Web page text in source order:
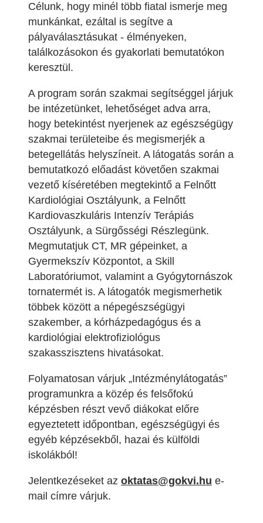
Célunk, hogy minél több fiatal ismerje meg
munkánkat, ezáltal is segítve a
pályaválasztásukat - élményeken,
találkozásokon és gyakorlati bemutatókon
keresztül.
A program során szakmai segítséggel járjuk
be intézetünket, lehetőséget adva arra,
hogy betekintést nyerjenek az egészségügy
szakmai területeibe és megismerjék a
betegellátás helyszíneit. A látogatás során a
bemutatkozó előadást követően szakmai
vezető kíséretében megtekintő a Felnőtt
Kardiológiai Osztályunk, a Felnőtt
Kardiovaszkuláris Intenzív Terápiás
Osztályunk, a Sürgősségi Részlegünk.
Megmutatjuk CT, MR gépeinket, a
Gyermekszív Központot, a Skill
Laboratóriumot, valamint a Gyógytornászok
tornatermét is. A látogatók megismerhetik
többek között a népegészségügyi
szakember, a kórházpedagógus és a
kardiológiai elektrofiziológus
szakasszisztens hivatásokat.
Folyamatosan várjuk „Intézménylátogatás”
programunkra a közép és felsőfokú
képzésben részt vevő diákokat előre
egyeztetett időpontban, egészségügyi és
egyéb képzésekből, hazai és külföldi
iskolákból!
Jelentkezéseket az oktatas@gokvi.hu e-
mail címre várjuk.